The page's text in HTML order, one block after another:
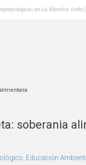
en La Mancha +Info
soberania
Educación